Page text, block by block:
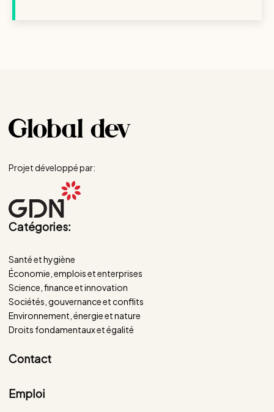
Projet développé par:
Catégories:
Santé et hygiène
Économie, emplois et enterprises
Science, finance et innovation
Sociétés, gouvernance et conflits
Environnement, énergie et nature
Droits fondamentaux et égalité
Contact
Emploi